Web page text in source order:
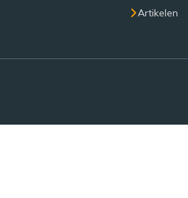
Artikelen